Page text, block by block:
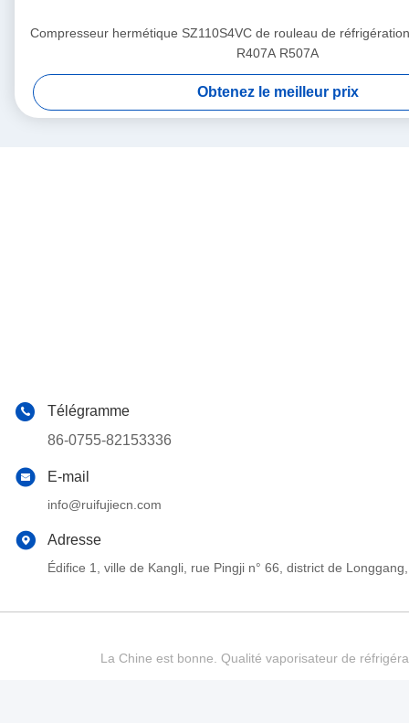
Compresseur hermétique SZ110S4VC de rouleau de
R407A R507A
Obtenez le meilleur prix
Télégramme
86-0755-82153336
E-mail
info@ruifujiecn.com
Adresse
Édifice 1, ville de Kangli, rue Pingji n° 66, district de
La Chine est bonne. Qualité vaporisateur de